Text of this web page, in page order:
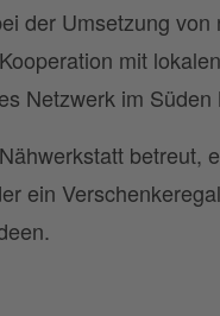
der Umsetzung von
mit
Netzwerk im Süden
betreut,
ein